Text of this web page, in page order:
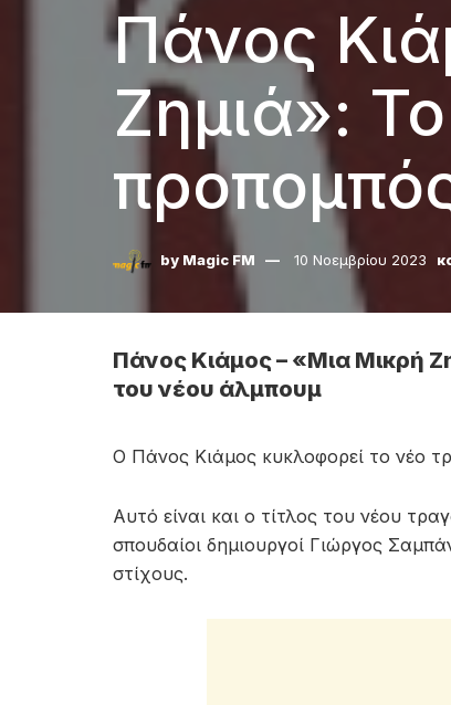
Πάνος
Ζημιά»:
by Magic FM 10 Νοεμβρίου 2023
Πάνος Κιάμος – «Μια Μικρή
του νέου άλμπουμ
Ο Πάνος Κιάμος κυκλοφορεί το νέο
Αυτό είναι και ο τίτλος του νέου
σπουδαίοι δημιουργοί Γιώργος
στίχους.